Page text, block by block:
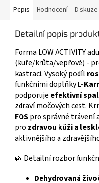
Popis Hodnocení Diskuze
Detailní popis
Forma LOW ACTIVITY
(kuře/krůta/vepřové) -
kastraci. Vysoký podíl
funkčními doplňkyL-
podporuje efektivní
zdraví močových cest.
FOSpro správné trávení
pro zdravou kůži a
aktivnějšího a
🌿 Detailní rozbor
Dehydrovaná